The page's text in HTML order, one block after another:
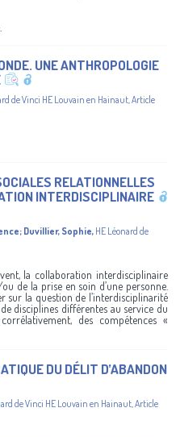
UNE ANTHROPOLOGIE
de Vinci HE Louvain en Hainaut,Article
RELATIONNELLES
INTERDISCIPLINAIRE
; Duvillier, Sophie, HE Léonard de
la collaboration interdisciplinaire
de la prise en soin d’une personne.
sur la question de l’interdisciplinarité
disciplines différentes au service du
des compétences «
DU DÉLIT D’ABANDON
de Vinci HE Louvain en Hainaut Article